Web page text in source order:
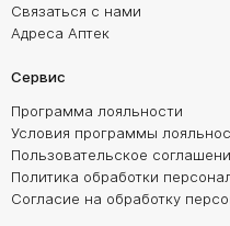
Связаться с нами
Адреса Аптек
Сервис
Программа лояльности
Условия программы
Пользовательское
Политика обработки
Согласие на обработку